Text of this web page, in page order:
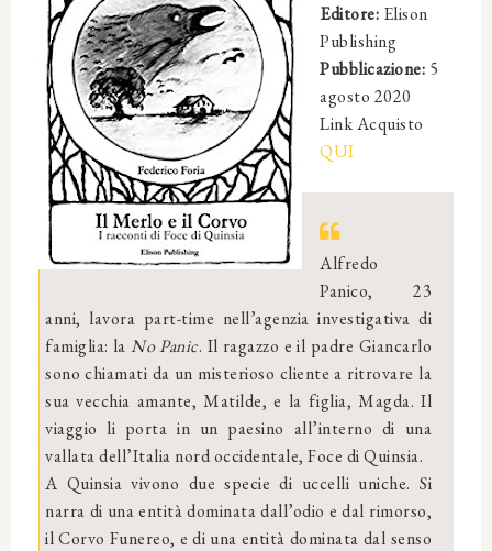
Editore: Elison
Publishing
Pubblicazione: 5
agosto 2020
Link Acquisto
QUI
Alfredo
Panico, 23
anni, lavora part-time nell’agenzia investigativa di
famiglia: la No Panic. Il ragazzo e il padre Giancarlo
sono chiamati da un misterioso cliente a ritrovare la
sua vecchia amante, Matilde, e la figlia, Magda. Il
viaggio li porta in un paesino all’interno di una
vallata dell’Italia nord occidentale, Foce di Quinsia.
A Quinsia vivono due specie di uccelli uniche. Si
narra di una entità dominata dall’odio e dal rimorso,
il Corvo Funereo, e di una entità dominata dal senso